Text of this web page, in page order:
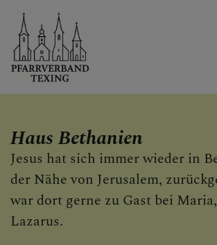
PFARRE TEXING
PFARRE
Haus Bethanien
Jesus hat sich immer wieder in
der Nähe von Jerusalem,
war dort gerne zu Gast bei
Lazarus.